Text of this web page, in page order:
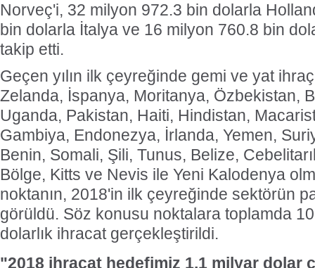
Norveç'i, 32 milyon 972.3 bin dolarla
bin dolarla İtalya ve 16 milyon 760.8 bin
takip etti.
Geçen yılın ilk çeyreğinde gemi ve yat
Zelanda, İspanya, Moritanya, Özbekistan,
Uganda, Pakistan, Haiti, Hindistan,
Gambiya, Endonezya, İrlanda, Yemen,
Benin, Somali, Şili, Tunus, Belize,
Bölge, Kitts ve Nevis ile Yeni Kalodenya
noktanın, 2018'in ilk çeyreğinde sektörün
görüldü. Söz konusu noktalara toplamda
dolarlık ihracat gerçekleştirildi.
"2018 ihracat hedefimiz 1,1 milyar dolar